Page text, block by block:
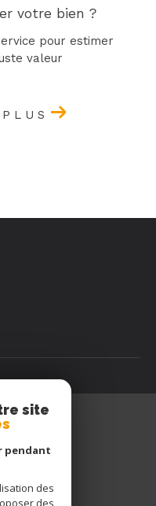
votre bien ?
pour estimer
valeur
site
pendant
des
des